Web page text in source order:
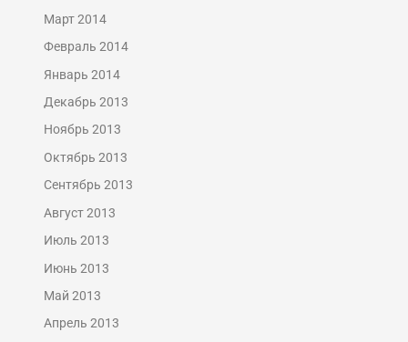
Март 2014
Февраль 2014
Январь 2014
Декабрь 2013
Ноябрь 2013
Октябрь 2013
Сентябрь 2013
Август 2013
Июль 2013
Июнь 2013
Май 2013
Апрель 2013